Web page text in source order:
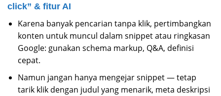
click” & fitur AI
Karena banyak pencarian tanpa klik, pertimbangkan
konten untuk muncul dalam snippet atau ringkasan
Google: gunakan schema markup, Q&A, definisi
cepat.
Namun jangan hanya mengejar snippet — tetap
tarik klik dengan judul yang menarik, meta deskripsi